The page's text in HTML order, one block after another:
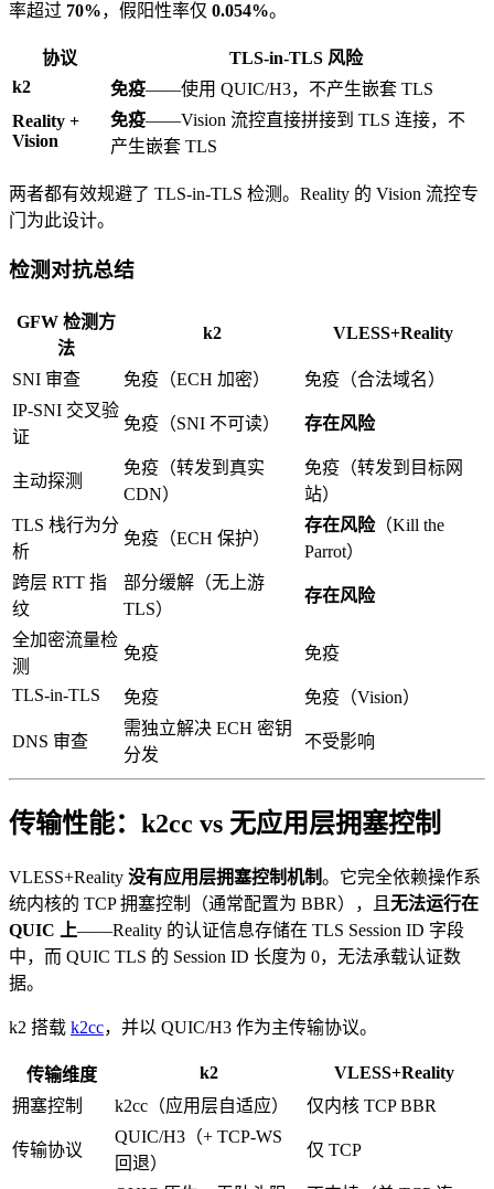
率超过 70%，假阳性率仅 0.054%。
协议
TLS-in-TLS 风险
k2
免疫——使用 QUIC/H3，不产生嵌套 TLS
Reality +
Vision
免疫——Vision 流控直接拼接到 TLS 连接，不
产生嵌套 TLS
两者都有效规避了 TLS-in-TLS 检测。Reality 的 Vision 流控专
门为此设计。
检测对抗总结
GFW 检测方
法
k2 VLESS+Reality
SNI 审查 免疫（ECH 加密）
免疫（合法域名）
IP-SNI 交叉验
证
免疫（SNI 不可读） 存在风险
主动探测
免疫（转发到真实
CDN）
免疫（转发到目标网
站）
TLS 栈行为分
析
免疫（ECH 保护）
存在风险（Kill the
Parrot）
跨层 RTT 指
纹
部分缓解（无上游
TLS）
存在风险
全加密流量检
测
免疫 免疫
TLS-in-TLS 免疫 免疫（Vision）
DNS 审查
需独立解决 ECH 密钥
分发
不受影响
传输性能：k2cc vs 无应用层拥塞控制
VLESS+Reality 没有应用层拥塞控制机制。它完全依赖操作系
统内核的 TCP 拥塞控制（通常配置为 BBR），且 无法运行在
QUIC 上——Reality 的认证信息存储在 TLS Session ID 字段
中，而 QUIC TLS 的 Session ID 长度为 0，无法承载认证数
据。
k2 搭载 k2cc，并以 QUIC/H3 作为主传输协议。
传输维度 k2
VLESS+Reality
拥塞控制
k2cc（应用层自适应） 仅内核 TCP BBR
传输协议
QUIC/H3（+ TCP-WS
回退）
仅 TCP